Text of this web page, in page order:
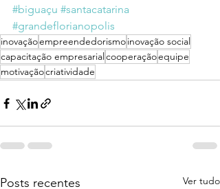
#biguaçu #santacatarina
#grandeflorianopolis
inovaçãoempreendedorismoinovação social
capacitação empresarialcooperaçãoequipe
motivaçãocriatividade
Posts recentes Ver tudo